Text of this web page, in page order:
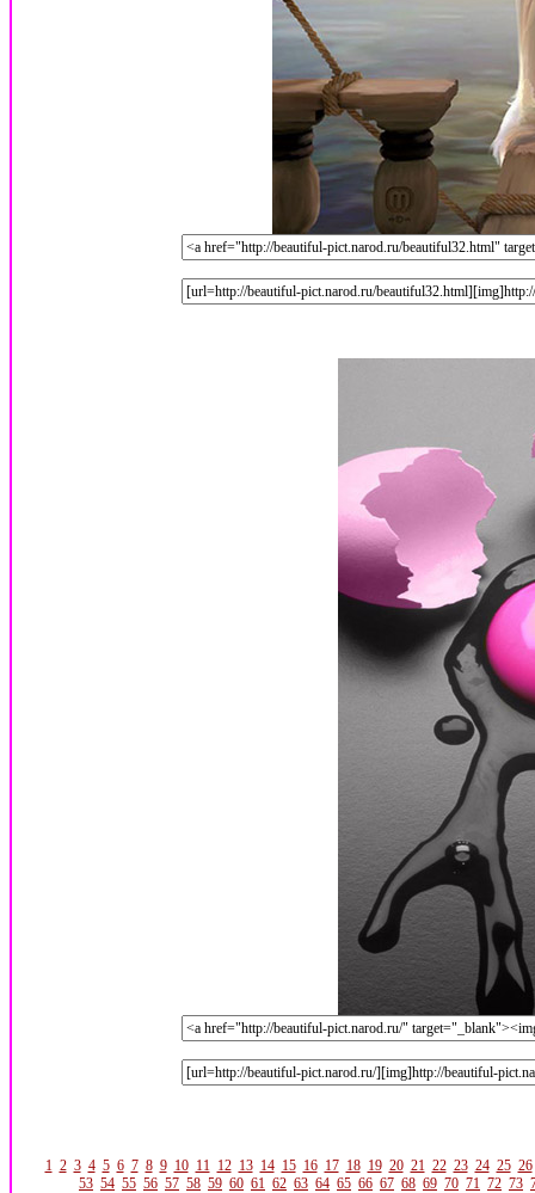
1 2 3 4 5 6 7 8 9 10 11 12 13 14 15 16 17 18 19 20 21 22 23 24 25 26
53 54 55 56 57 58 59 60 61 62 63 64 65 66 67 68 69 70 71 72 73